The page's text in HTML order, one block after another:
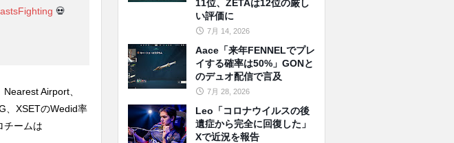
💀
Airport、
、XSETのWedid率
チームは
11位、ZETAは12位の厳し
い評価に
7月 14, 2026
Aace「来年FENNELでプレ
イする確率は50%」GONと
のデュオ配信で言及
7月 28, 2026
Leo「コロナウイルスの後
遺症から完全に回復した」
Xで近況を報告